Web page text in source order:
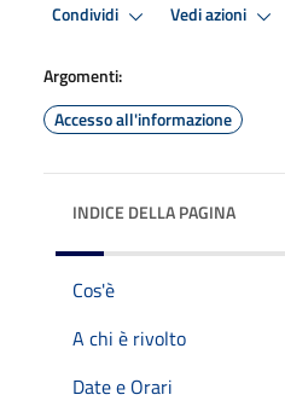
Condividi Vedi azioni
Argomenti:
Accesso all'informazione
INDICE DELLA PAGINA
Cos'è
A chi è rivolto
Date e Orari